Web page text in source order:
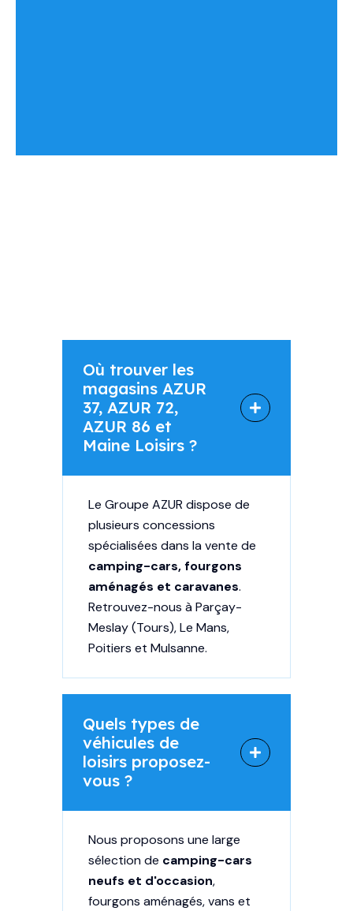
Où trouver les
magasins AZUR
37, AZUR 72,
AZUR 86 et
Maine Loisirs ?
Le Groupe AZUR dispose de
plusieurs concessions
spécialisées dans la vente de
camping-cars, fourgons
aménagés et caravanes.
Retrouvez-nous àParçay-
Meslay (Tours),Le Mans,
Poitiers et Mulsanne.
Quels types de
véhicules de
loisirs proposez-
vous ?
Nous proposons une large
sélection de camping-cars
neufs et d'occasion,
fourgons aménagés, vans et